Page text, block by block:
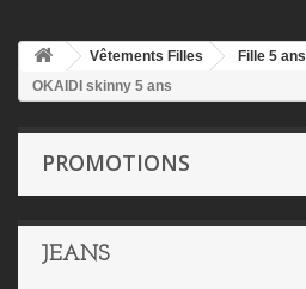
Vêtements Filles Fille 5 ans
OKAIDI skinny 5 ans
PROMOTIONS
JEANS